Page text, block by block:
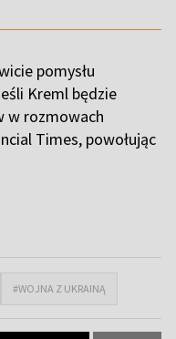
pomysłu
Kreml będzie
w rozmowach
Times, powołując
#WOJNA Z UKRAINĄ